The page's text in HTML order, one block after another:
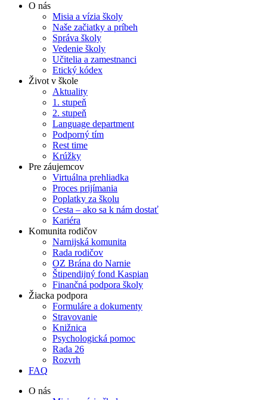
O nás
Misia a vízia školy
Naše začiatky a príbeh
Správa školy
Vedenie školy
Učitelia a zamestnanci
Etický kódex
Život v škole
Aktuality
1. stupeň
2. stupeň
Language department
Podporný tím
Rest time
Krúžky
Pre záujemcov
Virtuálna prehliadka
Proces prijímania
Poplatky za školu
Cesta – ako sa k nám dostať
Kariéra
Komunita rodičov
Narnijská komunita
Rada rodičov
OZ Brána do Narnie
Štipendijný fond Kaspian
Finančná podpora školy
Žiacka podpora
Formuláre a dokumenty
Stravovanie
Knižnica
Psychologická pomoc
Rada 26
Rozvrh
FAQ
O nás